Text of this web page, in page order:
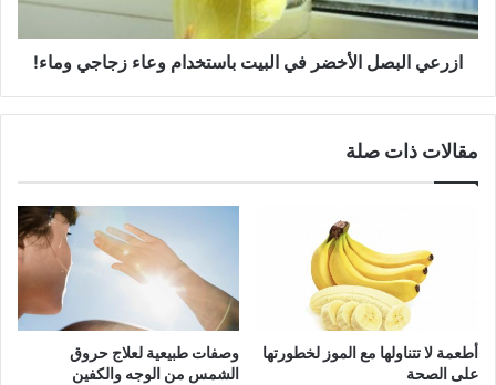
زجاجي
وماء!
ازرعي البصل الأخضر في البيت باستخدام وعاء زجاجي وماء!
مقالات ذات صلة
أطعمة لا تتناولها مع الموز لخطورتها
على الصحة
وصفات طبيعية لعلاج حروق
الشمس من الوجه والكفين